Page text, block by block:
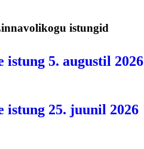
istungid
5. augustil 2026
istung 25. juunil 2026